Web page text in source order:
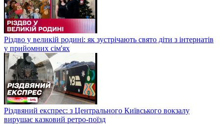
Різдво у великій родині: як зустрічають свято діти з інтернатів
у прийомних сім'ях
Різдвяний експрес: з Центрального Київського вокзалу
вирушає казковий ретро-поїзд